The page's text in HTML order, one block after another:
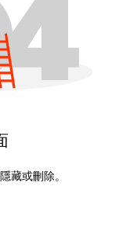
藏或刪除。